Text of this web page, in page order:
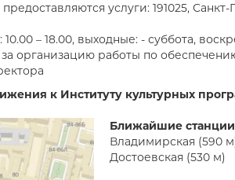
услуги: 191025,
– 18.00, выходные: - суббота,
организацию работы по
к Институту культурных
Ближайшие
Владимирская (590
Достоевская (530 м)